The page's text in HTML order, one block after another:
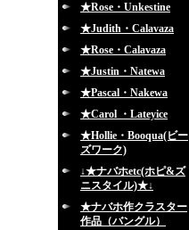
★Rose・Unkestine
★Judith・Calavaza
★Rose・Calavaza
★Justin・Natewa
★Pascal・Nakewa
★Carol ・Lateyice
★Hollie・Booqua(ビー
ズワーク)
↓★ナバホetc(ホピ&ズ
ニスタイル)★↓
★ナバホ作クラスター
作品（バングル）